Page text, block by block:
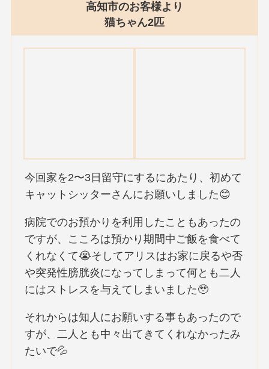
高知市のお客様より
猫ちゃん2匹
今回家を2〜3日留守にするにあたり、初めて
キャットシッターさんにお願いしました😊
病院でのお預かりを利用したこともあったの
ですが、こころは預かり期間中ご飯を食べて
くれなくて😭そしてアリスはお家に戻るや否
や突発性膀胱炎になってしまって何とも二人
にはストレスを与えてしまいました🥹
それからは知人にお願いする事もあったので
すが、二人とも中々出てきてくれなかったみ
たいで💦